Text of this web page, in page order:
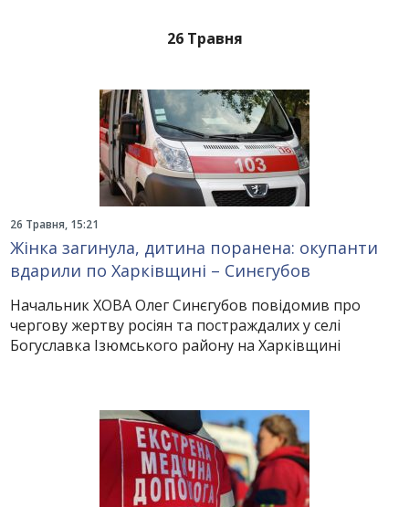
26 Травня
26 Травня, 15:21
Жінка загинула, дитина поранена: окупанти
вдарили по Харківщині – Синєгубов
Начальник ХОВА Олег Синєгубов повідомив про
чергову жертву росіян та постраждалих у селі
Богуславка Ізюмського району на Харківщині